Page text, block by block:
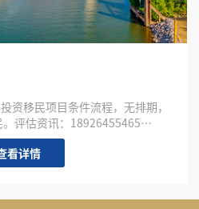
资移民项目条件流程，无排期，
。评估资讯：18926455465…
看详情